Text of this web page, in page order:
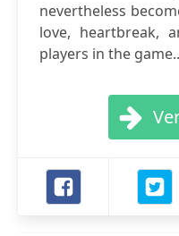
nevertheless
love, heartbreak,
players in the